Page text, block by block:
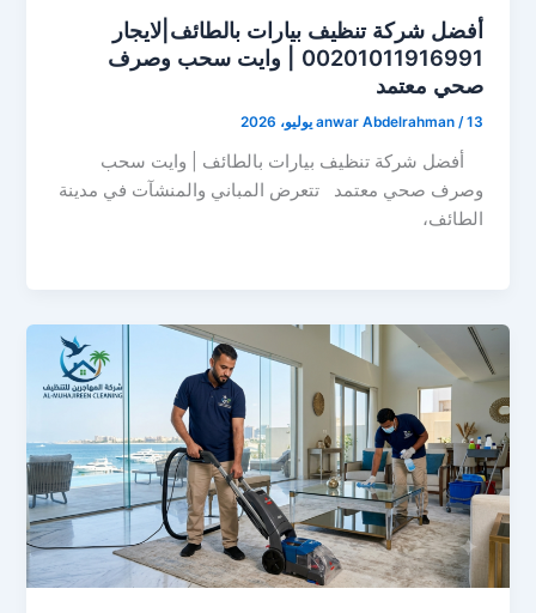
أفضل شركة تنظيف بيارات بالطائف|لايجار
00201011916991 | وايت سحب وصرف
صحي معتمد
anwar Abdelrahman /13 يوليو، 2026
أفضل شركة تنظيف بيارات بالطائف | وايت سحب
وصرف صحي معتمد تتعرض المباني والمنشآت في مدينة
الطائف،